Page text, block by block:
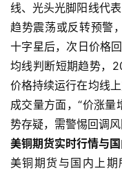
线、光头光脚阳线代
趋势震荡或反转预警
十字星后，次日价格
均线判断短期趋势，
价格持续运行在均线
成交量方面，“价涨量
势存疑，需警惕回调风
美铜期货实时行情与
美铜期货与国内上